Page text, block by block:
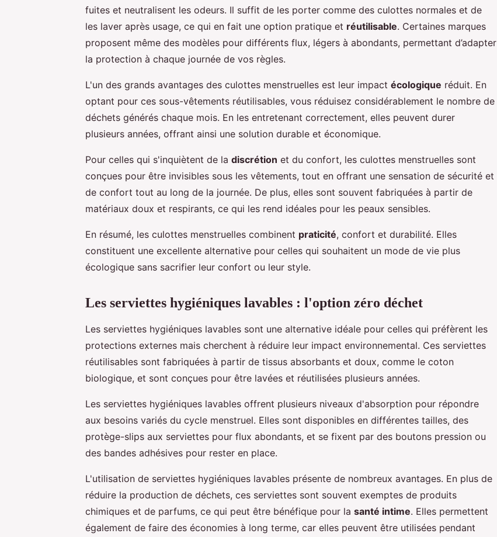
fuites et neutralisent les odeurs. Il suffit de les porter comme des culottes normales et de
les laver après usage, ce qui en fait une option pratique et réutilisable. Certaines marques
proposent même des modèles pour différents flux, légers à abondants, permettant d’adapter
la protection à chaque journée de vos règles.
L'un des grands avantages des culottes menstruelles est leur impact écologique réduit. En
optant pour ces sous-vêtements réutilisables, vous réduisez considérablement le nombre de
déchets générés chaque mois. En les entretenant correctement, elles peuvent durer
plusieurs années, offrant ainsi une solution durable et économique.
Pour celles qui s'inquiètent de la discrétion et du confort, les culottes menstruelles sont
conçues pour être invisibles sous les vêtements, tout en offrant une sensation de sécurité et
de confort tout au long de la journée. De plus, elles sont souvent fabriquées à partir de
matériaux doux et respirants, ce qui les rend idéales pour les peaux sensibles.
En résumé, les culottes menstruelles combinent praticité, confort et durabilité. Elles
constituent une excellente alternative pour celles qui souhaitent un mode de vie plus
écologique sans sacrifier leur confort ou leur style.
Les serviettes hygiéniques lavables : l'option zéro déchet
Les serviettes hygiéniques lavables sont une alternative idéale pour celles qui préfèrent les
protections externes mais cherchent à réduire leur impact environnemental. Ces serviettes
réutilisables sont fabriquées à partir de tissus absorbants et doux, comme le coton
biologique, et sont conçues pour être lavées et réutilisées plusieurs années.
Les serviettes hygiéniques lavables offrent plusieurs niveaux d'absorption pour répondre
aux besoins variés du cycle menstruel. Elles sont disponibles en différentes tailles, des
protège-slips aux serviettes pour flux abondants, et se fixent par des boutons pression ou
des bandes adhésives pour rester en place.
L'utilisation de serviettes hygiéniques lavables présente de nombreux avantages. En plus de
réduire la production de déchets, ces serviettes sont souvent exemptes de produits
chimiques et de parfums, ce qui peut être bénéfique pour la santé intime. Elles permettent
également de faire des économies à long terme, car elles peuvent être utilisées pendant